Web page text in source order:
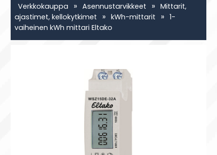
Verkkokauppa » Asennustarvikkeet » Mittarit,
ajastimet, kellokytkimet
» kWh-mittarit » 1-
vaiheinen kWh mittari Eltako